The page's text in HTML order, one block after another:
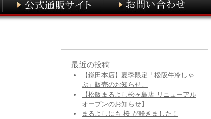
最近の投稿
【鎌田本店】夏季限定「松阪牛冷しゃ
ぶ」販売のお知らせ。
【松阪まるよし松ヶ島店 リニューアル
オープンのお知らせ】
まるよしにも 桜 が咲きました！